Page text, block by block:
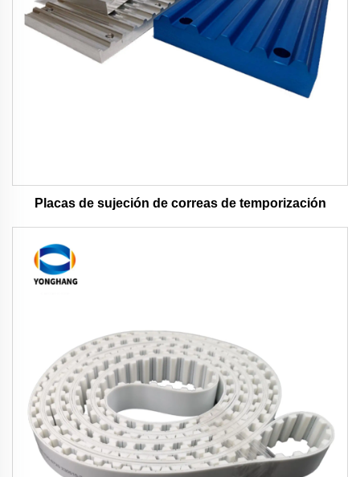
Placas de sujeción de correas de temporización